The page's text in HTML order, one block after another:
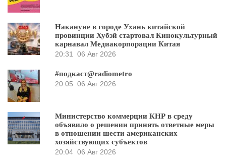
Накануне в городе Ухань китайской
провинции Хубэй стартовал Кинокультурный
карнавал Медиакорпорации Китая
20:31
06 Авг 2026
#подкаст@radiometro
20:05 06 Авг 2026
Министерство коммерции КНР в среду
объявило о решении принять ответные меры
в отношении шести американских
хозяйствующих субъектов
20:04 06 Авг 2026